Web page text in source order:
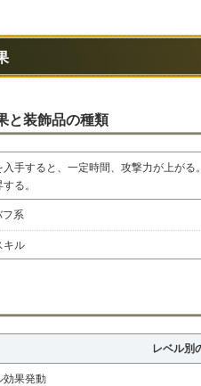
と装飾品の種類
入手すると、一定時間、攻撃力が上が
る。
フ系
キル
レベル別
効果発動